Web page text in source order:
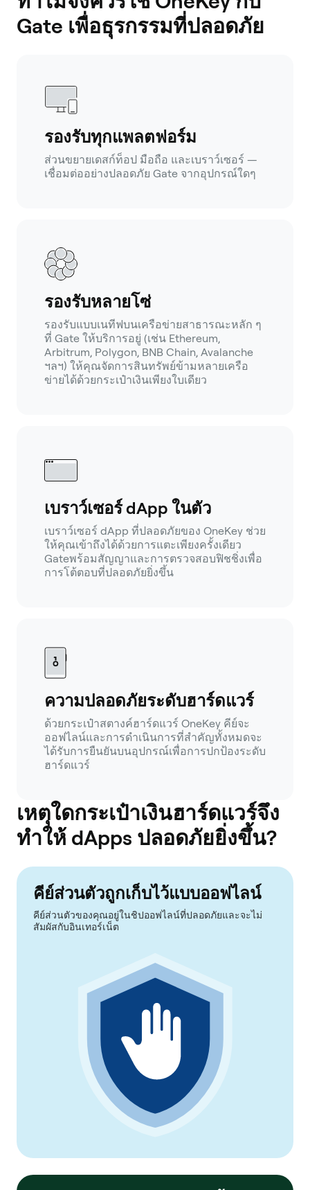
Gate เพื่อธุรกรรมที่ปลอดภัย
รองรับทุกแพลตฟอร์ม
ส่วนขยายเดสก์ท็อป มือถือ และเบราว์เซอร์ —
เชื่อมต่ออย่างปลอดภัย Gate จากอุปกรณ์ใดๆ
รองรับหลายโซ่
รองรับแบบเนทีฟบนเครือข่ายสาธารณะหลัก ๆ
ที่ Gate ให้บริการอยู่ (เช่น Ethereum,
Arbitrum, Polygon, BNB Chain, Avalanche
ฯลฯ) ให้คุณจัดการสินทรัพย์ข้ามหลายเครือ
ข่ายได้ด้วยกระเป๋าเงินเพียงใบเดียว
เบราว์เซอร์ dApp ในตัว
เบราว์เซอร์ dApp ที่ปลอดภัยของ OneKey ช่วย
ให้คุณเข้าถึงได้ด้วยการแตะเพียงครั้งเดียว
Gateพร้อมสัญญาและการตรวจสอบฟิชชิ่งเพื่อ
การโต้ตอบที่ปลอดภัยยิ่งขึ้น
ความปลอดภัยระดับฮาร์ดแวร์
ด้วยกระเป๋าสตางค์ฮาร์ดแวร์ OneKey คีย์จะ
ออฟไลน์และการดำเนินการที่สำคัญทั้งหมดจะ
ได้รับการยืนยันบนอุปกรณ์เพื่อการปกป้องระดับ
ฮาร์ดแวร์
เหตุใดกระเป๋าเงินฮาร์ดแวร์จึง
ทำให้ dApps ปลอดภัยยิ่งขึ้น?
คีย์ส่วนตัวถูกเก็บไว้แบบออฟไลน์
คีย์ส่วนตัวของคุณอยู่ในชิปออฟไลน์ที่ปลอดภัยและจะไม่
สัมผัสกับอินเทอร์เน็ต